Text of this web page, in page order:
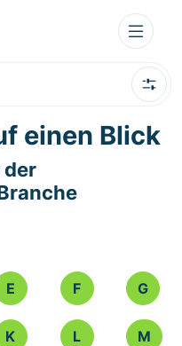
einen Blick
der
E F G
K L M